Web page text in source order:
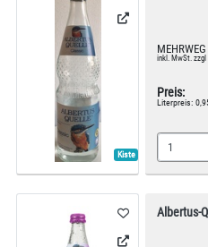
Kiste
MEHRWEG
inkl. MwSt. zzgl
Preis:
Literpreis:
Albertus-